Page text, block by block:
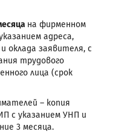
на фирменном
адреса,
оклада заявителя, с
трудового
лица (срок
­– копия
с указанием УНП и
3 месяца.